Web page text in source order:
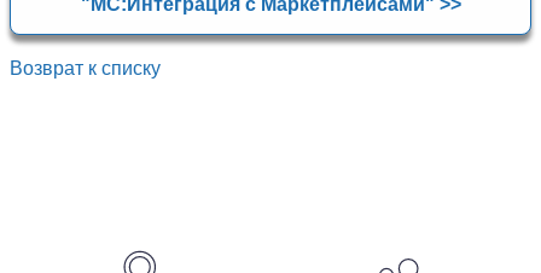
Возврат к списку